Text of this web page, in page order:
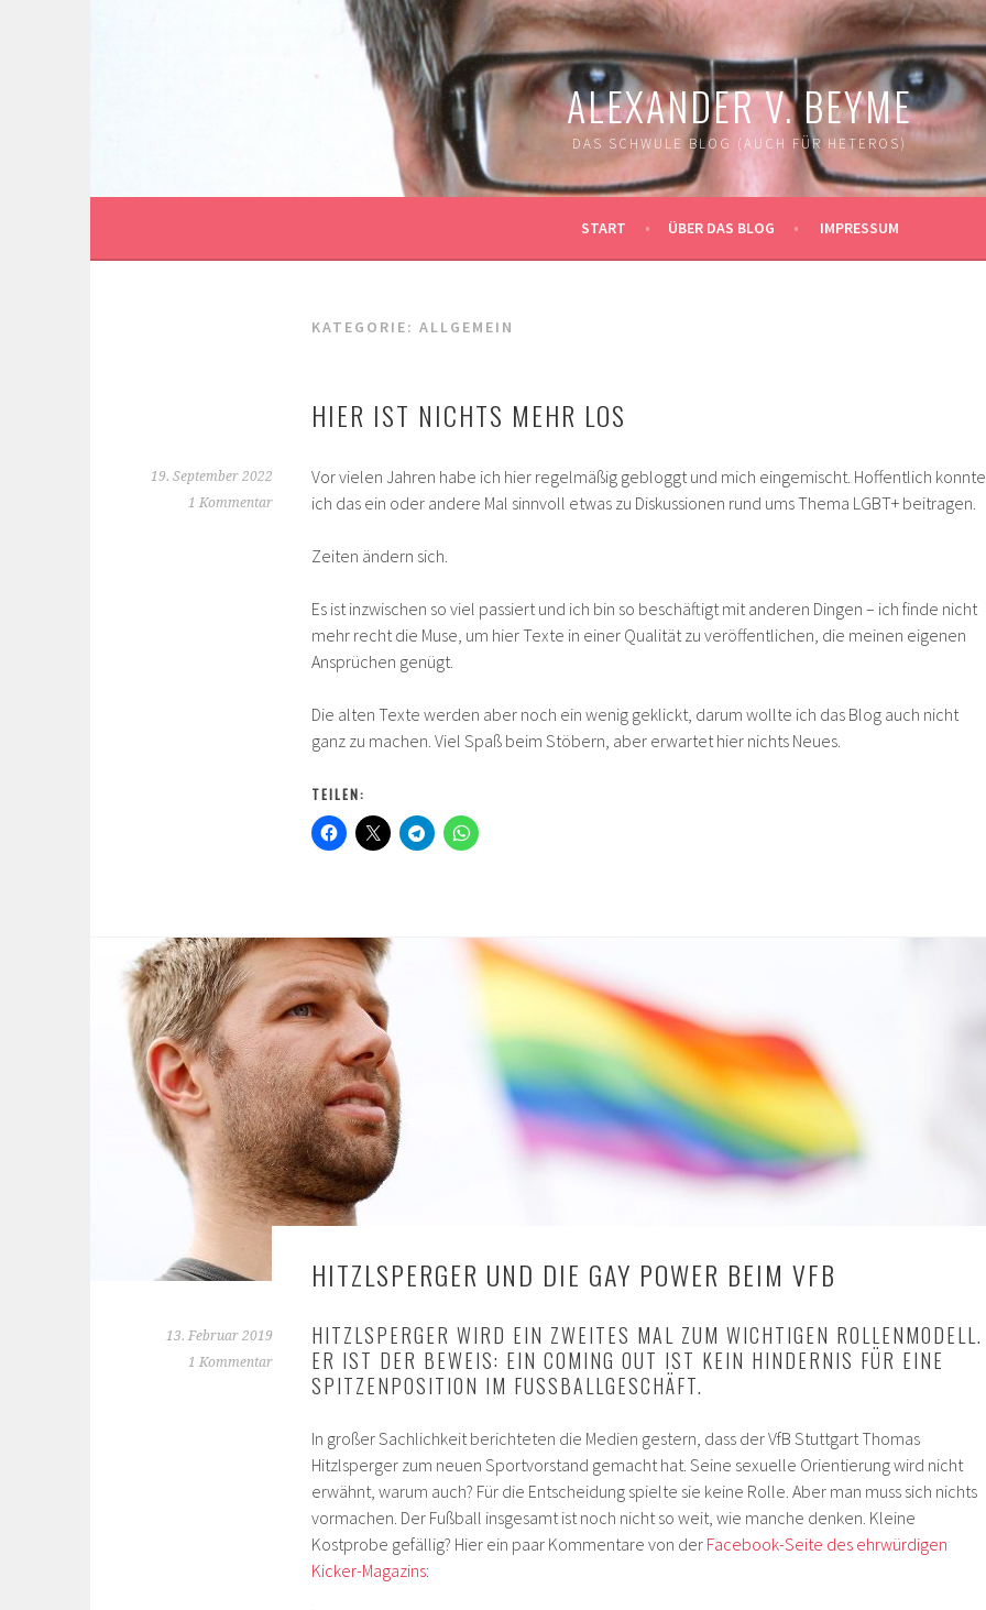
ALEXANDER V. BEYME
DAS SCHWULE BLOG (AUCH FÜR HETEROS)
START ÜBER DAS BLOG IMPRESSUM
KATEGORIE: ALLGEMEIN
HIER IST NICHTS MEHR LOS
19. September 2022
1 Kommentar
Vor vielen Jahren habe ich hier regelmäßig gebloggt und mich eingemischt. Hoffentlich konnte
ich das ein oder andere Mal sinnvoll etwas zu Diskussionen rund ums Thema LGBT+ beitragen.
Zeiten ändern sich.
Es ist inzwischen so viel passiert und ich bin so beschäftigt mit anderen Dingen – ich finde nicht
mehr recht die Muse, um hier Texte in einer Qualität zu veröffentlichen, die meinen eigenen
Ansprüchen genügt.
Die alten Texte werden aber noch ein wenig geklickt, darum wollte ich das Blog auch nicht
ganz zu machen. Viel Spaß beim Stöbern, aber erwartet hier nichts Neues.
TEILEN:
HITZLSPERGER UND DIE GAY POWER BEIM VFB
13. Februar 2019
1 Kommentar
HITZLSPERGER WIRD EIN ZWEITES MAL ZUM WICHTIGEN ROLLENMODELL.
ER IST DER BEWEIS: EIN COMING OUT IST KEIN HINDERNIS FÜR EINE
SPITZENPOSITION IM FUSSBALLGESCHÄFT.
In großer Sachlichkeit berichteten die Medien gestern, dass der VfB Stuttgart Thomas
Hitzlsperger zum neuen Sportvorstand gemacht hat. Seine sexuelle Orientierung wird nicht
erwähnt, warum auch? Für die Entscheidung spielte sie keine Rolle. Aber man muss sich nichts
vormachen. Der Fußball insgesamt ist noch nicht so weit, wie manche denken. Kleine
Kostprobe gefällig? Hier ein paar Kommentare von der Facebook-Seite des ehrwürdigen
Kicker-Magazins: